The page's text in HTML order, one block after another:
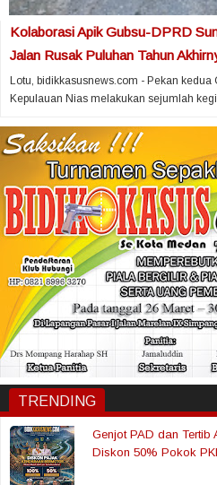
Kolaborasi Apik Gubsu-DPRD
Jalan Rusak Puluhan Tahun
Lotu, bidikkasusnews.com - Pekan kedua
Kepulauan Nias melakukan sejumlah
TRENDING
Genjot PAD dan Tertib
Diskon 50% Pokok